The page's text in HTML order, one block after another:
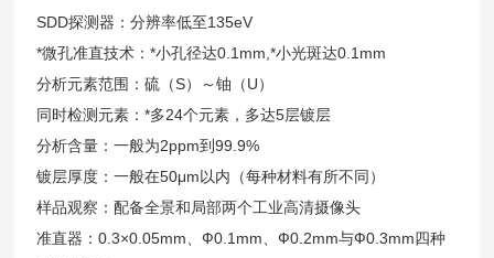
SDD探测器：分辨率低至135eV
*微孔准直技术：*小孔径达0.1mm,*小光斑达0.1mm
分析元素范围：硫（S）～铀（U）
同时检测元素：*多24个元素，多达5层镀层
分析含量：一般为2ppm到99.9%
镀层厚度：一般在50μm以内（每种材料有所不同）
样品观察：配备全景和局部两个工业高清摄像头
准直器：0.3×0.05mm、Ф0.1mm、Ф0.2mm与Ф0.3mm四种